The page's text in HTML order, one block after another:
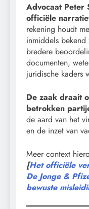
Advocaat Peter
officiële
rekening houdt
inmiddels
bredere
documenten,
juridische kaders
De zaak draait
betrokken
de aard van het
en de inzet van
Meer context
[Het officiële
De Jonge &
bewuste